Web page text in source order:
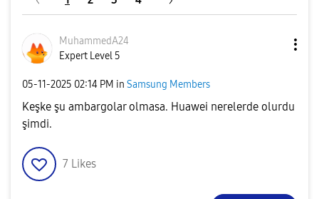
V
i
MuhammedA24
Expert Level 5
‎05-11-2025 02:14 PM in Samsung Members
Keşke şu ambargolar olmasa. Huawei nerelerde olurdu
şimdi.
7 Likes